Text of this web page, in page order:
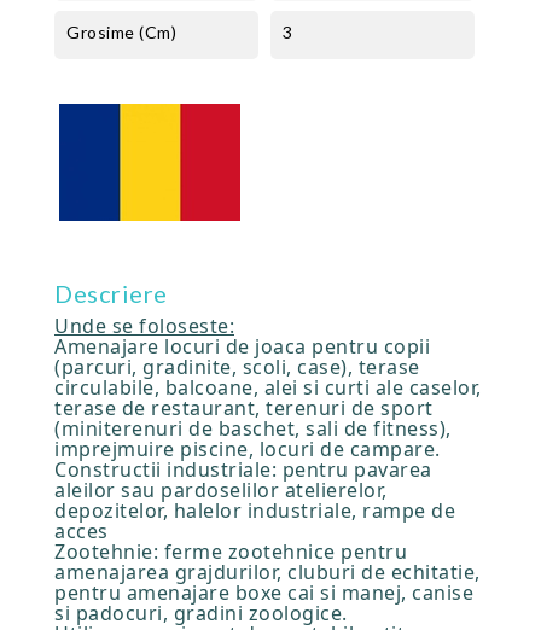
Grosime (cm) 3
Descriere
Unde se foloseste:
Amenajare locuri de joaca pentru copii
(parcuri, gradinite, scoli, case), terase
circulabile, balcoane, alei si curti ale caselor,
terase de restaurant, terenuri de sport
(miniterenuri de baschet, sali de fitness),
imprejmuire piscine, locuri de campare.
Constructii industriale: pentru pavarea
aleilor sau pardoselilor atelierelor,
depozitelor, halelor industriale, rampe de
acces
Zootehnie: ferme zootehnice pentru
amenajarea grajdurilor, cluburi de echitatie,
pentru amenajare boxe cai si manej, canise
si padocuri, gradini zoologice.